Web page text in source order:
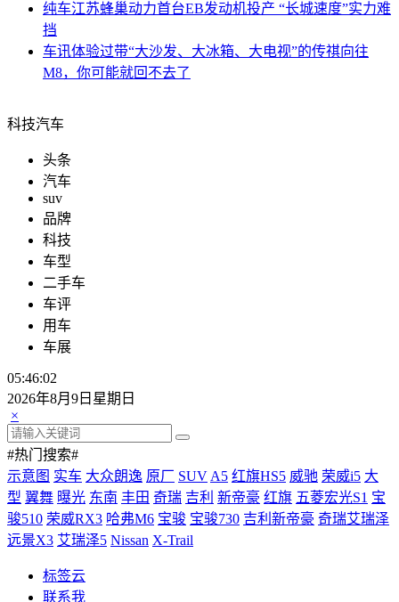
纯车江苏蜂巢动力首台EB发动机投产 “长城速度”实力难
挡
车讯体验过带“大沙发、大冰箱、大电视”的传祺向往
M8，你可能就回不去了
科技汽车
头条
汽车
suv
品牌
科技
车型
二手车
车评
用车
车展
05:46:02
2026年8月9日星期日
×
#热门搜索#
示意图 实车 大众朗逸 原厂 SUVA5 红旗HS5 威驰 荣威i5 大
型 翼舞 曝光 东南 丰田 奇瑞 吉利 新帝豪 红旗 五菱宏光S1 宝
骏510 荣威RX3 哈弗M6 宝骏 宝骏730 吉利新帝豪 奇瑞艾瑞泽
远景X3 艾瑞泽5 Nissan X-Trail
标签云
联系我